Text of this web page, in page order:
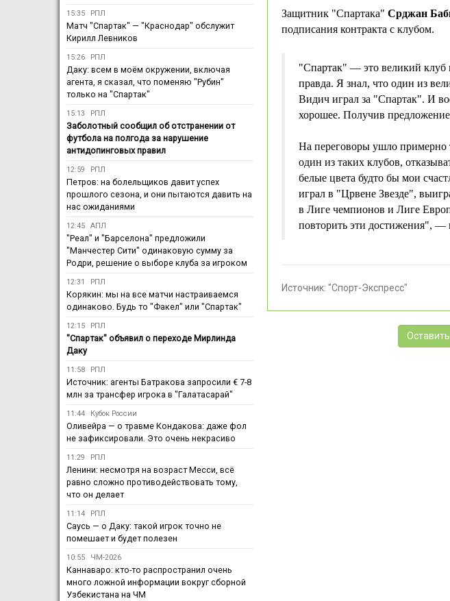
Защитник "Спартака" Срджан
подписания контракта с клубом.
"Спартак" — это великий клуб
правда. Я знал, что один из
Видич играл за "Спартак". И
хорошее. Получив
На переговоры ушло
один из таких клубов,
белые цвета будто бы мои
играл в "Црвене Звезде",
в Лиге чемпионов и Лиге
повторить эти достижения", —
Источник: "Спорт-Экспресс"
15:35 РПЛ
Матч "Спартак" — "Краснодар" обслужит
Кирилл Левников
15:26 РПЛ
Даку: всем в моём окружении, включая
агента, я сказал, что поменяю "Рубин"
только на "Спартак"
15:13 РПЛ
Заболотный сообщил об отстранении от
футбола на полгода за нарушение
антидопинговых правил
12:59 РПЛ
Петров: на болельщиков давит успех
прошлого сезона, и они пытаются давить на
нас ожиданиями
12:45 АПЛ
"Реал" и "Барселона" предложили
"Манчестер Сити" одинаковую сумму за
Родри, решение о выборе клуба за игроком
12:31 РПЛ
Корякин: мы на все матчи настраиваемся
одинаково. Будь то "Факел" или "Спартак"
12:15 РПЛ
"Спартак" объявил о переходе Мирлинда
Даку
11:58 РПЛ
Источник: агенты Батракова запросили € 7-8
млн за трансфер игрока в "Галатасарай"
11:44 Кубок России
Оливейра — о травме Кондакова: даже фол
не зафиксировали. Это очень некрасиво
11:29 РПЛ
Ленини: несмотря на возраст Месси, всё
равно сложно противодействовать тому,
что он делает
11:14 РПЛ
Саусь — о Даку: такой игрок точно не
помешает и будет полезен
10:55 ЧМ-2026
Каннаваро: кто-то распространил очень
много ложной информации вокруг сборной
Узбекистана на ЧМ